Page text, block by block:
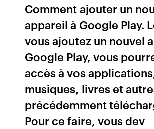
Comment ajouter un
appareil à Google Play.
vous ajoutez un nouvel
Google Play, vous
accès à vos
musiques, livres et
précédemment
Pour ce faire, vous dev